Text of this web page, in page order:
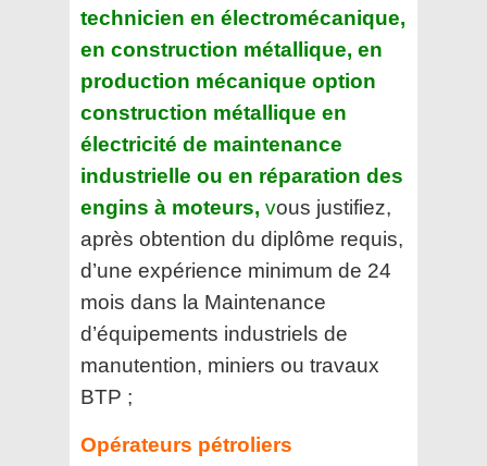
technicien en électromécanique,
en construction métallique, en
production mécanique option
construction métallique en
électricité de maintenance
industrielle ou en réparation des
engins à moteurs, vous justifiez,
après obtention du diplôme requis,
d’une expérience minimum de 24
mois dans la Maintenance
d’équipements industriels de
manutention, miniers ou travaux
BTP ;
Opérateurs pétroliers